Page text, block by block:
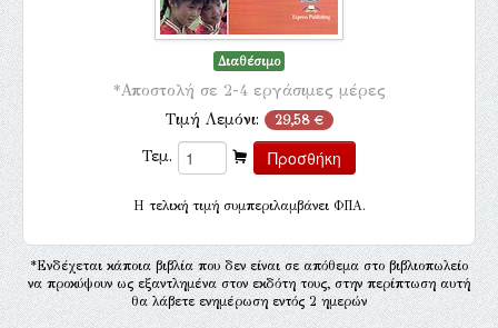
Διαθέσιμο
*Αποστολή σε 2-4 εργάσιμες μέρες
Τιμή Λεμόνι: 29,58 €
Τεμ.
H τελική τιμή συμπεριλαμβάνει ΦΠΑ.
*Ενδέχεται κάποια βιβλία που δεν είναι σε απόθεμα στο βιβλιοπωλείο
να προκύψουν ως εξαντλημένα στον εκδότη τους, στην περίπτωση αυτή
θα λάβετε ενημέρωση εντός 2 ημερών